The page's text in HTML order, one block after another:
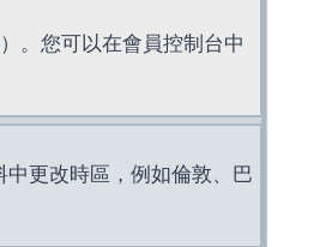
。您可以在會員控制台中
更改時區，例如倫敦、巴